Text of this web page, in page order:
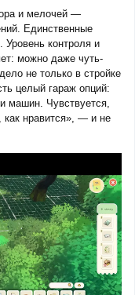
и мелочей —
Единственные
контроля и
можно даже чуть-
не только в стройке
целый гараж опций:
машин. Чувствуется,
как нравится», — и не